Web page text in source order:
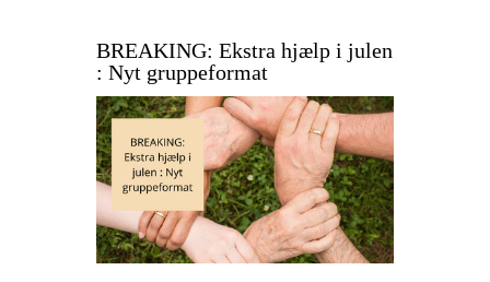
BREAKING: Ekstra hjælp i julen
: Nyt gruppeformat